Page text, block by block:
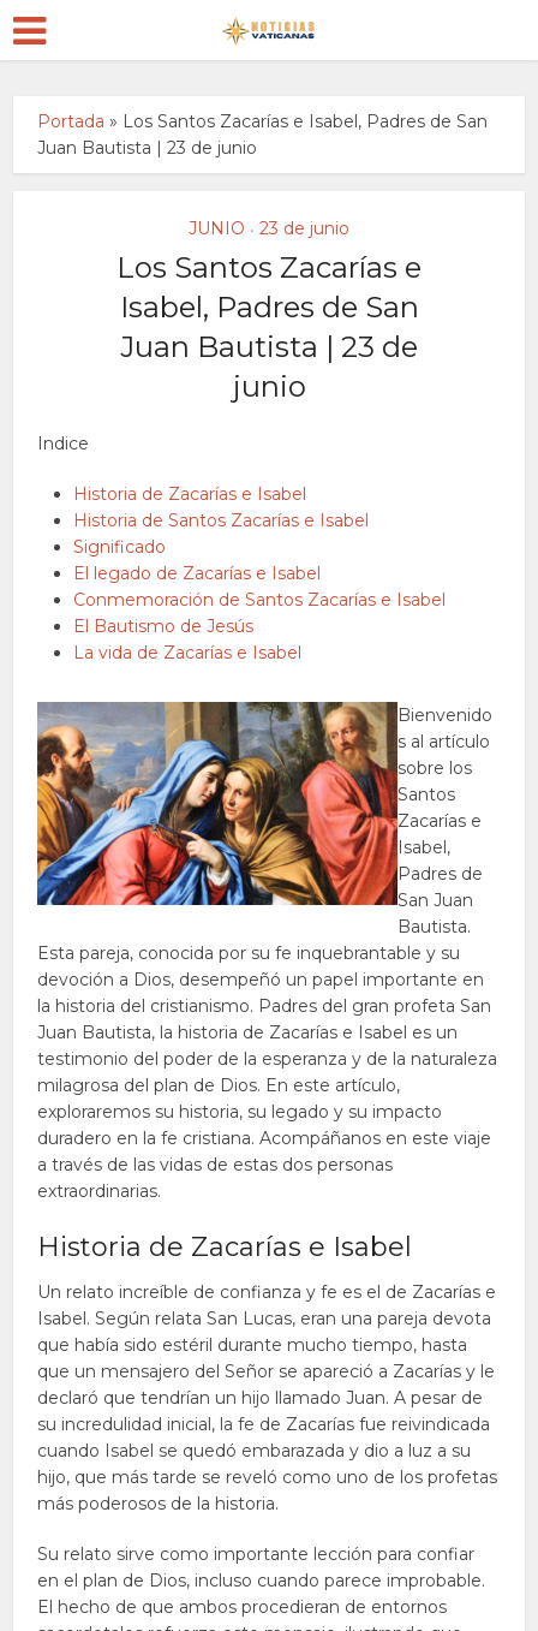
Portada » Los Santos Zacarías e Isabel, Padres de San
Juan Bautista | 23 de junio
JUNIO • 23 de junio
Los Santos Zacarías e
Isabel, Padres de San
Juan Bautista | 23 de
junio
Indice
Historia de Zacarías e Isabel
Historia de Santos Zacarías e Isabel
Significado
El legado de Zacarías e Isabel
Conmemoración de Santos Zacarías e Isabel
El Bautismo de Jesús
La vida de Zacarías e Isabel
Bienvenido
s al artículo
sobre los
Santos
Zacarías e
Isabel,
Padres de
San Juan
Bautista.
Esta pareja, conocida por su fe inquebrantable y su
devoción a Dios, desempeñó un papel importante en
la historia del cristianismo. Padres del gran profeta San
Juan Bautista, la historia de Zacarías e Isabel es un
testimonio del poder de la esperanza y de la naturaleza
milagrosa del plan de Dios. En este artículo,
exploraremos su historia, su legado y su impacto
duradero en la fe cristiana. Acompáñanos en este viaje
a través de las vidas de estas dos personas
extraordinarias.
Historia de Zacarías e Isabel
Un relato increíble de confianza y fe es el de Zacarías e
Isabel. Según relata San Lucas, eran una pareja devota
que había sido estéril durante mucho tiempo, hasta
que un mensajero del Señor se apareció a Zacarías y le
declaró que tendrían un hijo llamado Juan. A pesar de
su incredulidad inicial, la fe de Zacarías fue reivindicada
cuando Isabel se quedó embarazada y dio a luz a su
hijo, que más tarde se reveló como uno de los profetas
más poderosos de la historia.
Su relato sirve como importante lección para confiar
en el plan de Dios, incluso cuando parece improbable.
El hecho de que ambos procedieran de entornos